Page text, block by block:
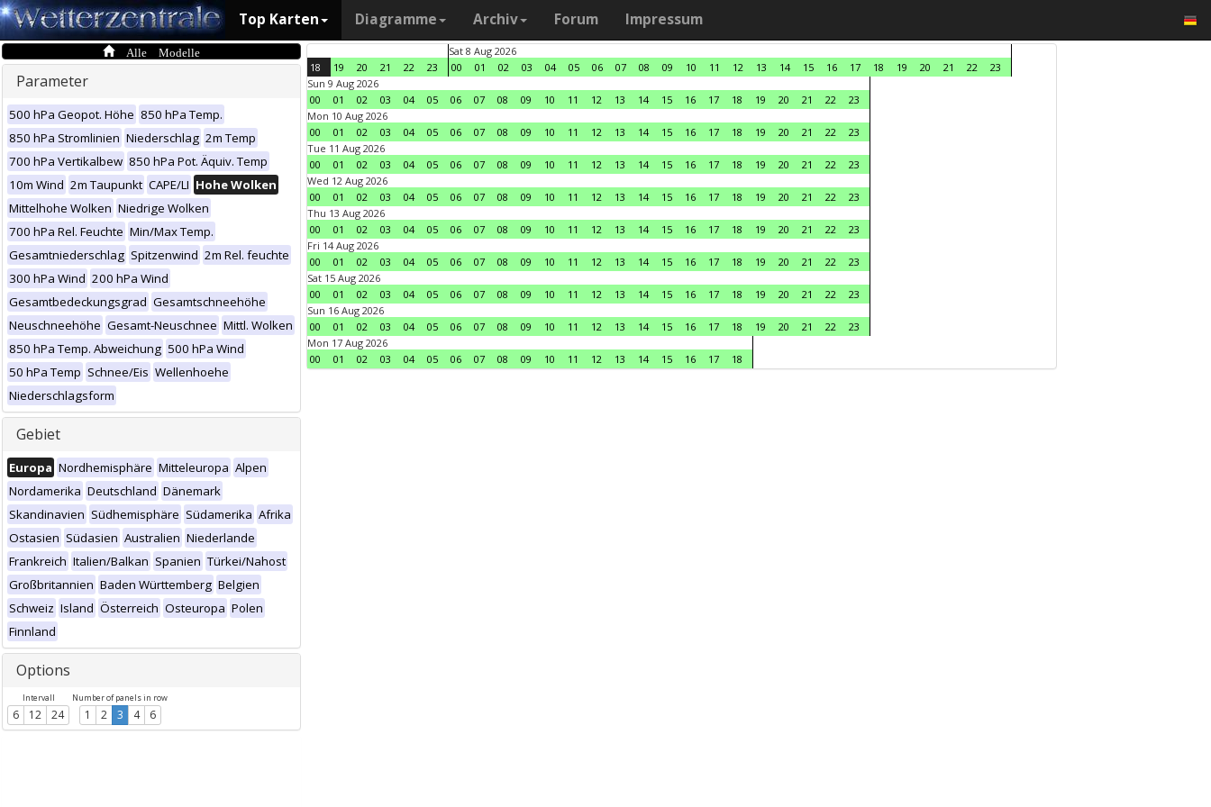
Top Karten Diagramme Archiv Forum Impressum
Alle Modelle
Parameter
500 hPa Geopot. Höhe 850 hPa Temp.
850 hPa Stromlinien Niederschlag 2m Temp
700 hPa Vertikalbew 850 hPa Pot. Äquiv. Temp
10m Wind 2m Taupunkt CAPE/LI Hohe Wolken
Mittelhohe Wolken Niedrige Wolken
700 hPa Rel. Feuchte Min/Max Temp.
Gesamtniederschlag Spitzenwind 2m Rel. feuchte
300 hPa Wind 200 hPa Wind
Gesamtbedeckungsgrad Gesamtschneehöhe
Neuschneehöhe Gesamt-Neuschnee Mittl. Wolken
850 hPa Temp. Abweichung 500 hPa Wind
50 hPa Temp Schnee/Eis Wellenhoehe
Niederschlagsform
Gebiet
Europa Nordhemisphäre Mitteleuropa Alpen
Nordamerika Deutschland Dänemark
Skandinavien Südhemisphäre Südamerika Afrika
Ostasien Südasien Australien Niederlande
Frankreich Italien/Balkan Spanien Türkei/Nahost
Großbritannien Baden Württemberg Belgien
Schweiz Island Österreich Osteuropa Polen
Finnland
Options
Intervall
6 12 24
Number of panels in row
1 2 3 4 6
18 19 20 21 22 23
Sat 8 Aug 2026
00
01 02 03 04 05 06 07 08 09 10 11 12 13 14 15 16 17 18 19 20 21 22
23
Sun 9 Aug 2026
00
01 02 03 04 05 06 07 08 09 10 11 12 13 14 15 16 17 18 19 20 21 22
23
Mon 10 Aug 2026
00
01 02 03 04 05 06 07 08 09 10 11 12 13 14 15 16 17 18 19 20 21 22
23
Tue 11 Aug 2026
00
01 02 03 04 05 06 07 08 09 10 11 12 13 14 15 16 17 18 19 20 21 22
23
Wed 12 Aug 2026
00
01 02 03 04 05 06 07 08 09 10 11 12 13 14 15 16 17 18 19 20 21 22
23
Thu 13 Aug 2026
00
01 02 03 04 05 06 07 08 09 10 11 12 13 14 15 16 17 18 19 20 21 22
23
Fri 14 Aug 2026
00
01 02 03 04 05 06 07 08 09 10 11 12 13 14 15 16 17 18 19 20 21 22
23
Sat 15 Aug 2026
00
01 02 03 04 05 06 07 08 09 10 11 12 13 14 15 16 17 18 19 20 21 22
23
Sun 16 Aug 2026
00
01 02 03 04 05 06 07 08 09 10 11 12 13 14 15 16 17 18 19 20 21 22
23
Mon 17 Aug 2026
00
01 02 03 04 05 06 07 08 09 10 11 12 13 14 15 16 17 18